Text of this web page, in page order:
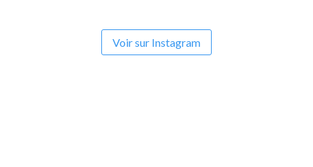
Voir sur Instagram